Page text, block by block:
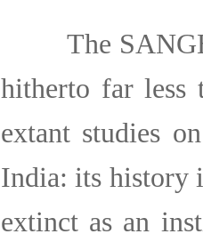
The
hitherto far less
extant studies
India: its history
extinct as an